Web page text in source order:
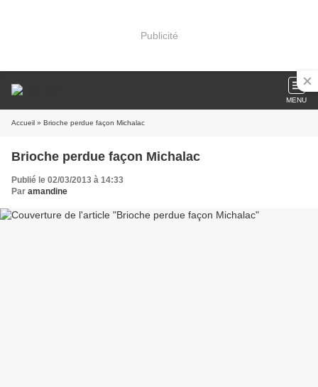
Publicité
MENU
Accueil » Brioche perdue façon Michalac
Brioche perdue façon Michalac
Publié le 02/03/2013 à 14:33
Par amandine